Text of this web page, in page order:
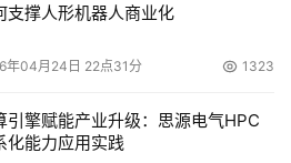
支撑人形机器人商业化
年04月24日 22点31分 1323
引擎赋能产业升级：思源电气HPC
化能力应用实践